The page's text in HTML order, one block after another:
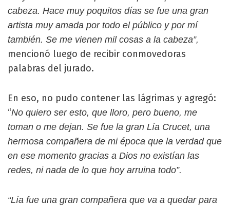
cabeza. Hace muy poquitos días se fue una gran
artista muy amada por todo el público y por mí
también. Se me vienen mil cosas a la cabeza”,
mencionó luego de recibir conmovedoras
palabras del jurado.
En eso, no pudo contener las lágrimas y agregó:
“No quiero ser esto, que lloro, pero bueno, me
toman o me dejan. Se fue la gran Lía Crucet, una
hermosa compañera de mi época que la verdad que
en ese momento gracias a Dios no existían las
redes, ni nada de lo que hoy arruina todo”.
“Lía fue una gran compañera que va a quedar para